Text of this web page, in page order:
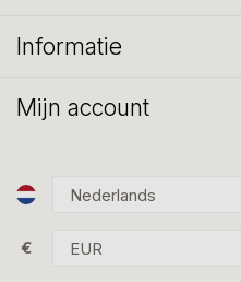
Informatie
Mijn account
€